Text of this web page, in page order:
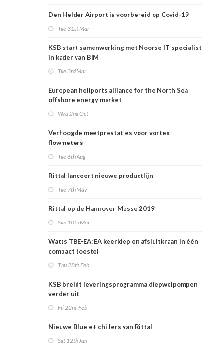
Den Helder Airport is voorbereid op Covid-19
Tue 31st Mar
KSB start samenwerking met Noorse IT-specialist
in kader van BIM
Tue 3rd Mar
European heliports alliance for the North Sea
offshore energy market
Wed 2nd Oct
Verhoogde meetprestaties voor vortex
flowmeters
Tue 6th Aug
Rittal lanceert nieuwe productlijn
Tue 7th May
Rittal op de Hannover Messe 2019
Sun 10th Mar
Watts TBE-EA: EA keerklep en afsluitkraan in één
compact toestel
Thu 28th Feb
KSB breidt leveringsprogramma diepwelpompen
verder uit
Fri 22nd Feb
Nieuwe Blue e+ chillers van Rittal
Sat 12th Jan